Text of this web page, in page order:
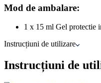
Mod de ambalare:
1 x 15 ml Gel protectie
Instrucțiuni de utilizare
Instrucțiuni de